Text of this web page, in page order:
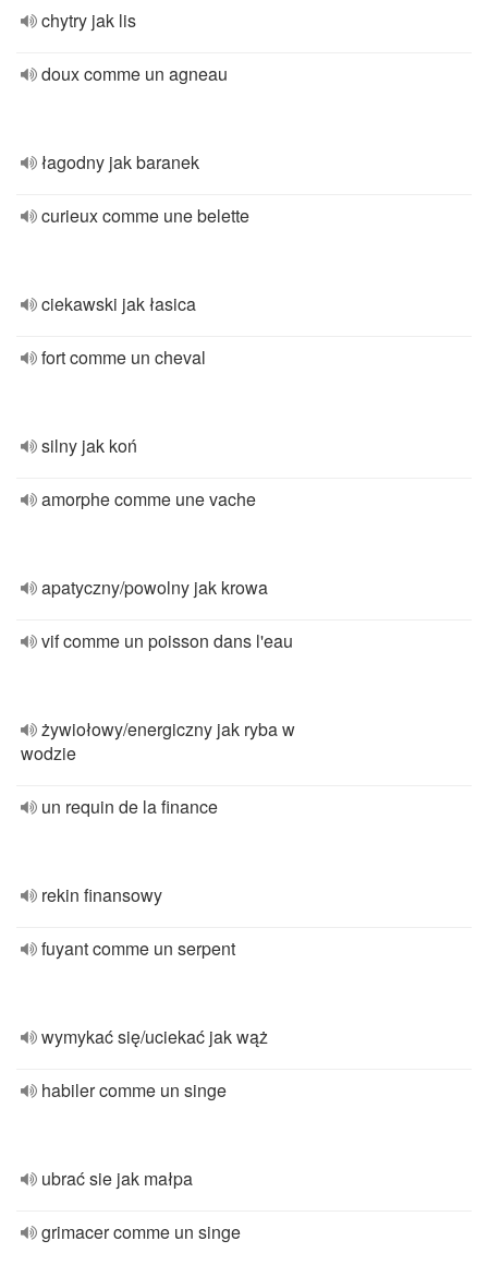
chytry jak lis
doux comme un agneau
łagodny jak baranek
curieux comme une belette
ciekawski jak łasica
fort comme un cheval
silny jak koń
amorphe comme une vache
apatyczny/powolny jak krowa
vif comme un poisson dans l'eau
żywiołowy/energiczny jak ryba w
wodzie
un requin de la finance
rekin finansowy
fuyant comme un serpent
wymykać się/uciekać jak wąż
habiler comme un singe
ubrać sie jak małpa
grimacer comme un singe